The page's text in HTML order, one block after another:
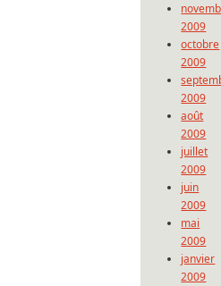
2009
octobre
2009
2009
août
2009
juillet
2009
juin
2009
mai
2009
janvier
2009